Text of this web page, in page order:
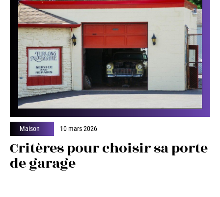
Maison 10 mars 2026
Critères pour choisir sa porte
de garage